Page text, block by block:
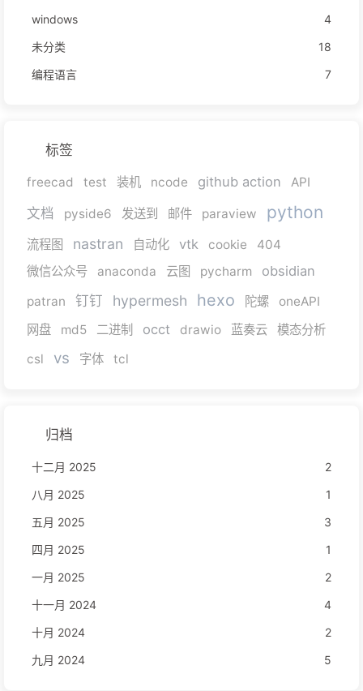
windows
4
未分类
18
编程语言
7
标签
freecad test 装机 ncode github action API
文档 pyside6 发送到 邮件 paraview python
流程图 nastran 自动化 vtk cookie
404
微信公众号
anaconda 云图 pycharm obsidian
patran 钉钉 hypermesh hexo 陀螺
oneAPI
网盘
md5 二进制 occt drawio 蓝奏云
模态分析
csl
vs 字体 tcl
归档
十二月 2025
2
八月 2025
1
五月 2025
3
四月 2025
1
一月 2025
2
十一月 2024
4
十月 2024
2
九月 2024
5